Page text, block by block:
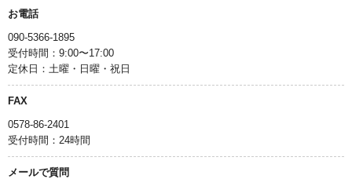
お電話
090-5366-1895
受付時間：9:00〜17:00
定休日：土曜・日曜・祝日
FAX
0578-86-2401
受付時間：24時間
メールで質問